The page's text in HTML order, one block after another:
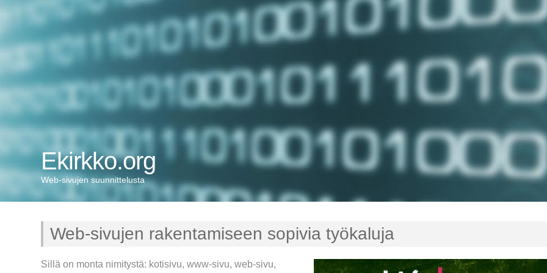
Ekirkko.org
Web-sivujen suunnittelusta
Web-sivujen rakentamiseen sopivia työkaluja
Sillä on monta nimitystä: kotisivu, www-sivu, web-sivu,